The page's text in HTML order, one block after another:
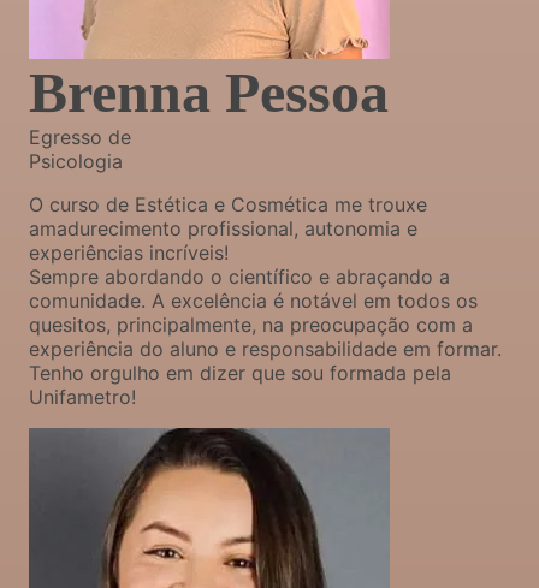
Brenna Pessoa
Egresso de
Psicologia
O curso de Estética e Cosmética me trouxe
amadurecimento profissional, autonomia e
experiências incríveis!
Sempre abordando o científico e abraçando a
comunidade. A excelência é notável em todos os
quesitos, principalmente, na preocupação com a
experiência do aluno e responsabilidade em formar.
Tenho orgulho em dizer que sou formada pela
Unifametro!